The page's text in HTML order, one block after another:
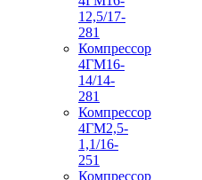
12,5/17-
281
Компрессор
4ГМ16-
14/14-
281
Компрессор
4ГМ2,5-
1,1/16-
251
Компрессор